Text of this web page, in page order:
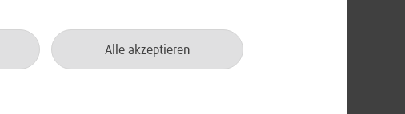
Alle akzeptieren